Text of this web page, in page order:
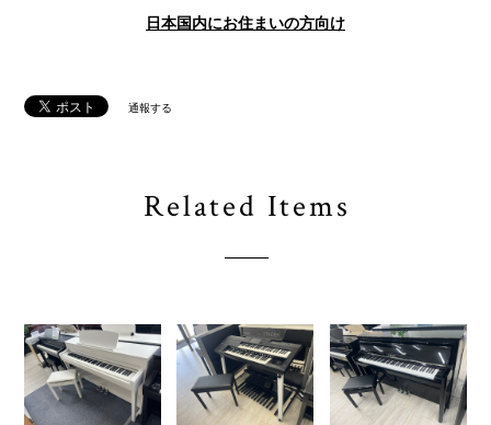
日本国内にお住まいの方向け
通報する
Related Items